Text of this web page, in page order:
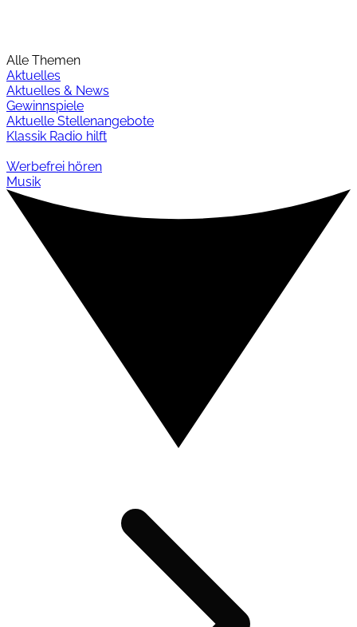
Alle Themen
Aktuelles
Aktuelles & News
Gewinnspiele
Aktuelle Stellenangebote
Klassik Radio hilft
Werbefrei hören
Musik